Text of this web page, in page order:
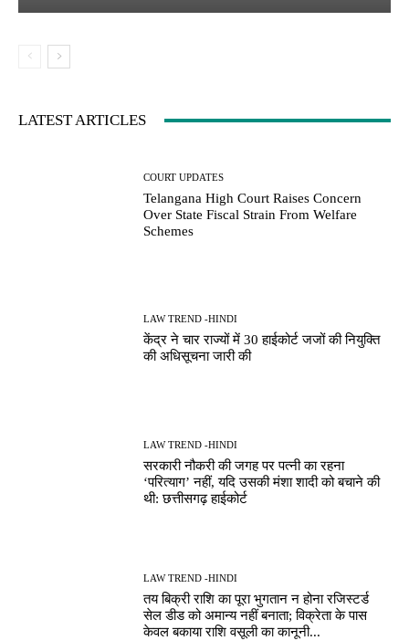
LATEST ARTICLES
COURT UPDATES
Telangana High Court Raises Concern
Over State Fiscal Strain From Welfare
Schemes
LAW TREND -HINDI
केंद्र ने चार राज्यों में 30 हाईकोर्ट जजों की नियुक्ति
की अधिसूचना जारी की
LAW TREND -HINDI
सरकारी नौकरी की जगह पर पत्नी का रहना
‘परित्याग’ नहीं, यदि उसकी मंशा शादी को बचाने की
थी: छत्तीसगढ़ हाईकोर्ट
LAW TREND -HINDI
तय बिक्री राशि का पूरा भुगतान न होना रजिस्टर्ड
सेल डीड को अमान्य नहीं बनाता; विक्रेता के पास
केवल बकाया राशि वसूली का कानूनी...